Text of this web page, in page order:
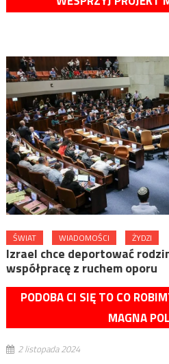
ŚWIAT WIADOMOŚCI ŻYDZI
Izrael chce deportować
współpracę z ruchem oporu
PODOBA CI SIĘ TO CO
MAGNA
2 listopada 2024